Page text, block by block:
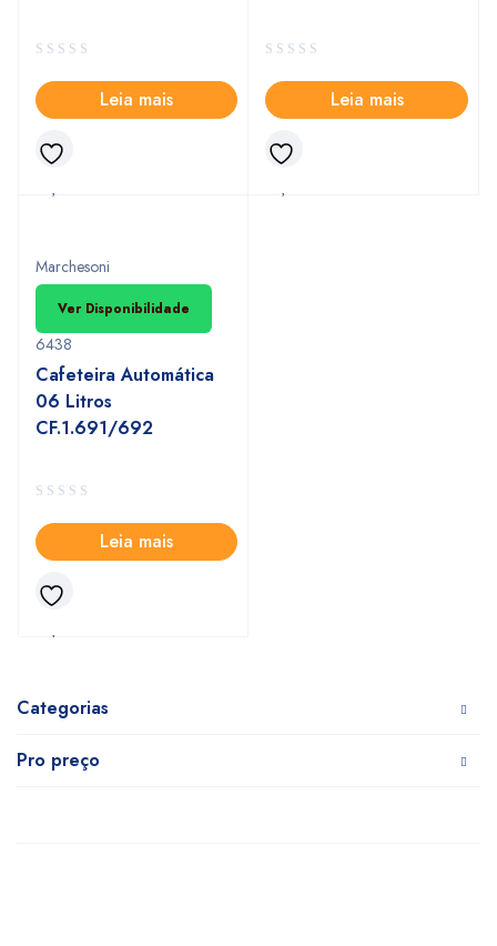
Categorias
Pro preço
Leia mais Leia mais
Marchesoni
Ver Disponibilidade
6438
Cafeteira Automática
06 Litros
CF.1.691/692
Leia mais